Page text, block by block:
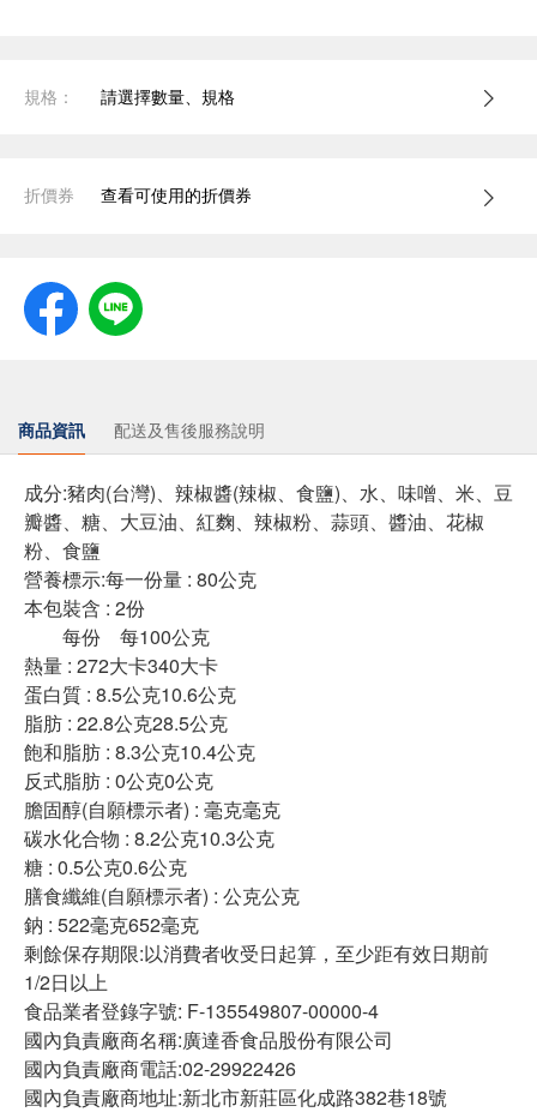
規格： 請選擇數量、規格
折價券 查看可使用的折價券
商品資訊 配送及售後服務說明
成分:豬肉(台灣)、辣椒醬(辣椒、食鹽)、水、味噌、米、豆
瓣醬、糖、大豆油、紅麴、辣椒粉、蒜頭、醬油、花椒
粉、食鹽
營養標示:每一份量 : 80公克
本包裝含 : 2份
每份 每100公克
熱量 : 272大卡340大卡
蛋白質 : 8.5公克10.6公克
脂肪 : 22.8公克28.5公克
飽和脂肪 : 8.3公克10.4公克
反式脂肪 : 0公克0公克
膽固醇(自願標示者) : 毫克毫克
碳水化合物 : 8.2公克10.3公克
糖 : 0.5公克0.6公克
膳食纖維(自願標示者) : 公克公克
鈉 : 522毫克652毫克
剩餘保存期限:以消費者收受日起算，至少距有效日期前
1/2日以上
食品業者登錄字號: F-135549807-00000-4
國內負責廠商名稱:廣達香食品股份有限公司
國內負責廠商電話:02-29922426
國內負責廠商地址:新北市新莊區化成路382巷18號